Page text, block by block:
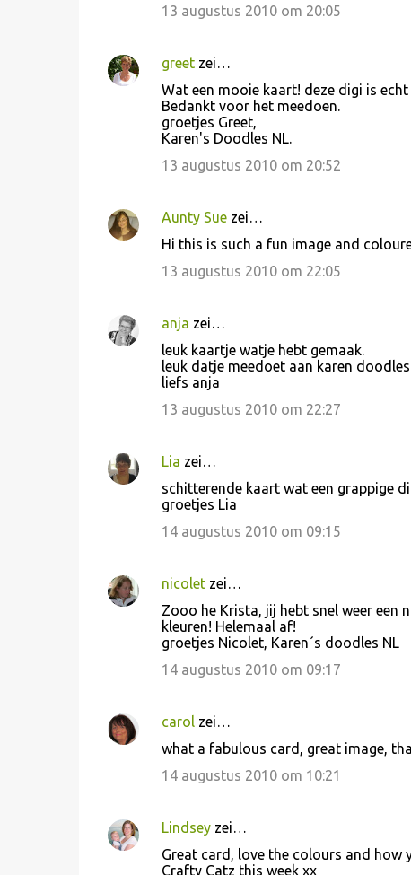
13 augustus 2010 om 20:05
greetzei…
Wat een mooie kaart! deze digi is echt
Bedankt voor het meedoen.
groetjes Greet,
Karen's Doodles NL.
13 augustus 2010 om 20:52
Aunty Suezei…
Hi this is such a fun image and
13 augustus 2010 om 22:05
anja zei…
leuk kaartje watje hebt gemaak.
leuk datje meedoet aan karen
liefs anja
13 augustus 2010 om 22:27
Lia zei…
schitterende kaart wat een grappige
groetjes Lia
14 augustus 2010 om 09:15
nicoletzei…
Zooo he Krista, jij hebt snel weer een
kleuren! Helemaal af!
groetjes Nicolet, Karen´s doodles NL
14 augustus 2010 om 09:17
carolzei…
what a fabulous card, great image,
14 augustus 2010 om 10:21
Lindseyzei…
Great card, love the colours and
Crafty Catz this week xx